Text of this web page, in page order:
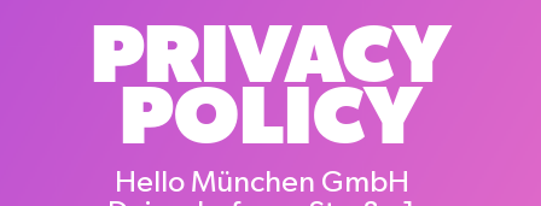
PRIVACY
POLICY
Hello München GmbH